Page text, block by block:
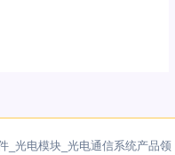
光电模块_光电通信系统产品领